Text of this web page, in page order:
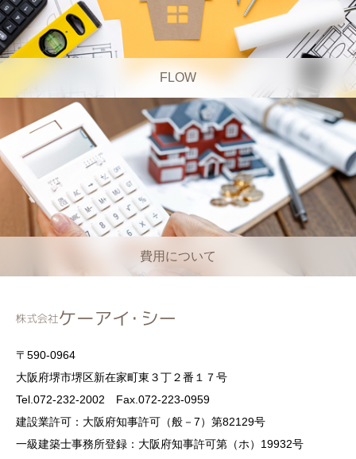
FLOW
費用について
〒590-0964
大阪府堺市堺区新在家町東３丁２番１７号
Tel.072-232-2002 Fax.072-223-0959
建設業許可：大阪府知事許可（般－7）第82129号
一級建築士事務所登録：大阪府知事許可第（ホ）19932号